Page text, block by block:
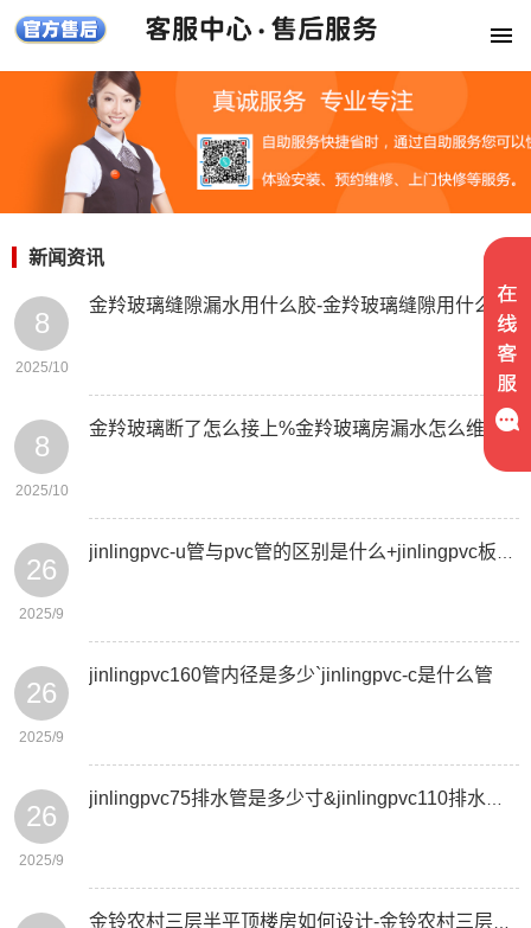
新闻资讯
8
2025/10
金羚玻璃缝隙漏水用什么胶-金羚玻璃缝隙用什么胶
8
2025/10
金羚玻璃断了怎么接上%金羚玻璃房漏水怎么维修
26
2025/9
26
2025/9
jinlingpvc160管内径是多少`jinlingpvc-c是什么管
26
2025/9